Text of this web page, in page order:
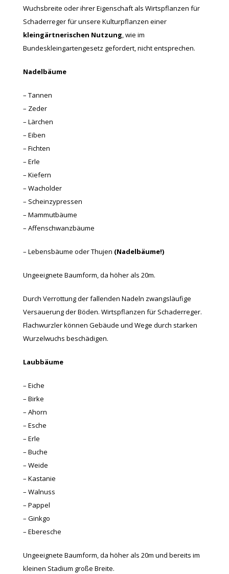
Wuchsbreite oder ihrer Eigenschaft als Wirtspflanzen für
Schaderreger für unsere Kulturpflanzen einer
kleingärtnerischen Nutzung , wie im
Bundeskleingartengesetz gefordert, nicht entsprechen.
Nadelbäume
– Tannen
– Zeder
– Lärchen
– Eiben
– Fichten
– Erle
– Kiefern
– Wacholder
– Scheinzypressen
– Mammutbäume
– Affenschwanzbäume
– Lebensbäume oder Thujen (Nadelbäume!)
Ungeeignete Baumform, da höher als 20m.
Durch Verrottung der fallenden Nadeln zwangsläufige
Versauerung der Böden. Wirtspflanzen für Schaderreger.
Flachwurzler können Gebäude und Wege durch starken
Wurzelwuchs beschädigen.
Laubbäume
– Eiche
– Birke
– Ahorn
– Esche
– Erle
– Buche
– Weide
– Kastanie
– Walnuss
– Pappel
– Ginkgo
– Eberesche
Ungeeignete Baumform, da höher als 20m und bereits im
kleinen Stadium große Breite.